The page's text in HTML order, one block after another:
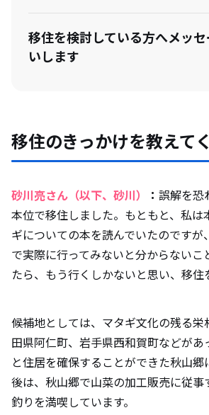
移住を検討している方へメッ
いします
移住のきっかけを教えて
砂川亮さん（以下、砂川） ： 誤解を恐
本位で移住しました。もともと、私は
ギについての本を読んでいたのですが
で実際に行ってみないと分からないこ
たら、もう行くしかないと思い、移住
候補地としては、マタギ文化の残る
田県阿仁町、岩手県西和賀町などが
と住居を確保することができた秋山
後は、秋山郷で山菜の加工販売に従事
釣りを満喫しています。